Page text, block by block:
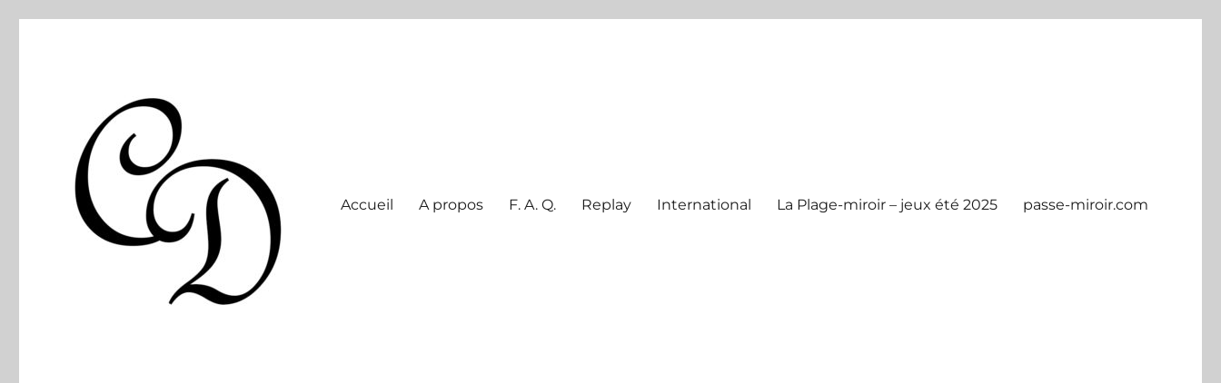
Accueil A propos F. A. Q. Replay International La Plage-miroir – jeux été 2025 passe-miroir.com